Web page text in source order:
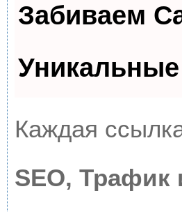
Забиваем
Каждая
SEO, Трафик